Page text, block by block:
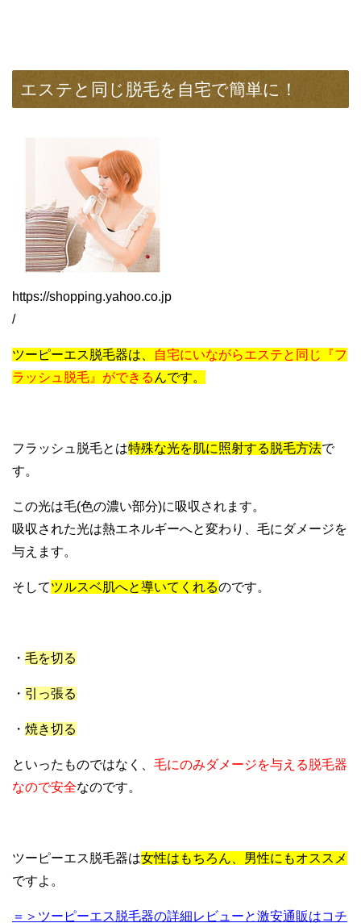
エステと同じ脱毛を自宅で簡単に！
https://shopping.yahoo.co.jp
/
ツーピーエス脱毛器は、
自宅にいながらエステと同じ『フ
ラッシュ脱毛』ができる んです。
フラッシュ脱毛とは特殊な光を肌に照射する脱毛方法で
す。
この光は毛(色の濃い部分)に吸収されます。
吸収された光は熱エネルギーへと変わり、毛にダメージを
与えます。
そしてツルスベ肌へと導いてくれるのです。
・ 毛を切る
・ 引っ張る
・ 焼き切る
といったものではなく、 毛にのみダメージを与える脱毛器
なので安全なのです。
ツーピーエス脱毛器は女性はもちろん、男性にもオススメ
ですよ。
＝＞ツーピーエス脱毛器の詳細レビューと激安通販はコチ